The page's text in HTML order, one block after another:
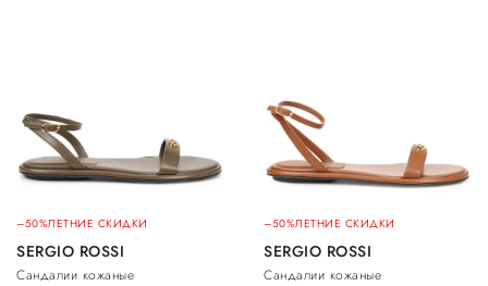
–50%ЛЕТНИЕ СКИДКИ
SERGIO ROSSI
Сандалии кожаные
–50%ЛЕТНИЕ СКИДКИ
SERGIO ROSSI
Сандалии кожаные